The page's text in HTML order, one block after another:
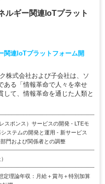
ルギー関連IoTプラット
関連IoTプラットフォーム開
株式会社および子会社は、ソ
ある「情報革命で人々を幸せ
して、情報革命を通じた人類と
スポンス）サービスの開発 - LTEモ
ステムの開発と運用 - 新サービス
門および関係者との調整
定理論年収：月給＋賞与＋特別加算